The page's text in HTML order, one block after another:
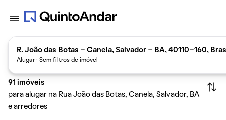
R. João das Botas - Canela, Salvador - BA, 40110-160,
Alugar · Sem filtros de imóvel
91 imóveis
para alugar na Rua João das Botas, Canela, Salvador, BA
e arredores